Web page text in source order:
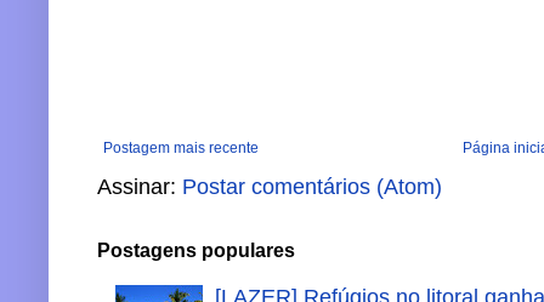
Postagem mais recente Página
Assinar: Postar comentários (Atom)
Postagens populares